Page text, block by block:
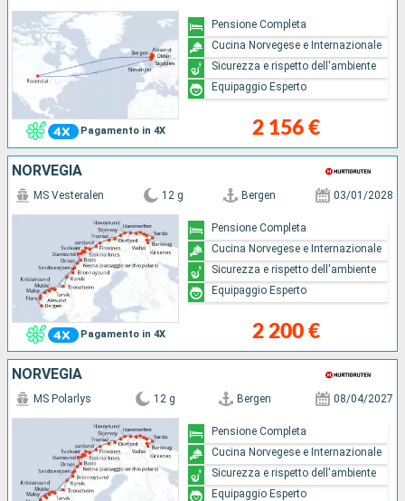
Pagamento in 4X 2 156 €
Pensione Completa
Cucina Norvegese e Internazionale
Sicurezza e rispetto dell'ambiente
Equipaggio Esperto
NORVEGIA
Pagamento in 4X
MS Vesteralen 12 g Bergen 03/01/2028
2 200 €
Pensione Completa
Cucina Norvegese e Internazionale
Sicurezza e rispetto dell'ambiente
Equipaggio Esperto
NORVEGIA
MS Polarlys 12 g Bergen 08/04/2027
Pensione Completa
Cucina Norvegese e Internazionale
Sicurezza e rispetto dell'ambiente
Equipaggio Esperto